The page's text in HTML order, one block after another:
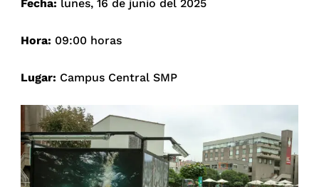
Fecha: lunes, 16 de junio del 2025
Hora: 09:00 horas
Lugar: Campus Central SMP